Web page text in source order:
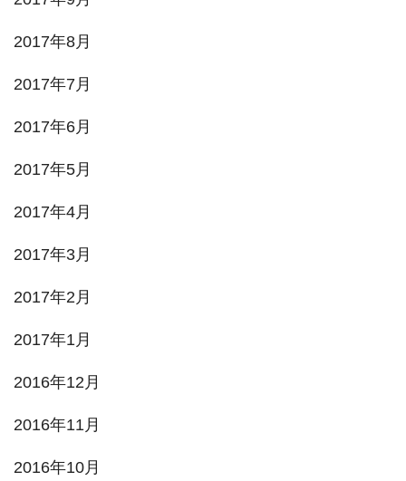
2017年8月
2017年7月
2017年6月
2017年5月
2017年4月
2017年3月
2017年2月
2017年1月
2016年12月
2016年11月
2016年10月